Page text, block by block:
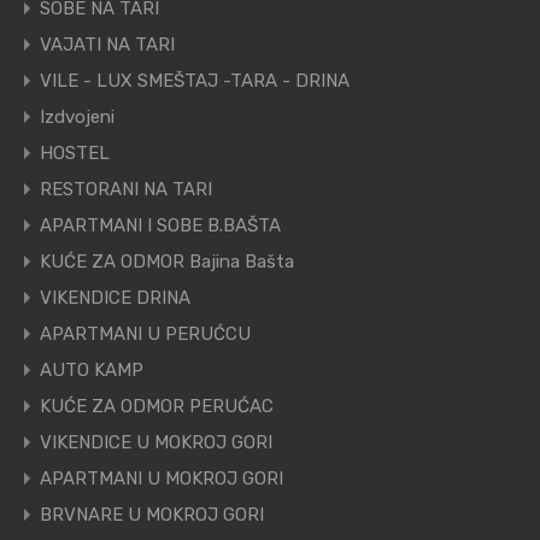
SOBE NA TARI
VAJATI NA TARI
VILE - LUX SMEŠTAJ -TARA - DRINA
Izdvojeni
HOSTEL
RESTORANI NA TARI
APARTMANI I SOBE B.BAŠTA
KUĆE ZA ODMOR Bajina Bašta
VIKENDICE DRINA
APARTMANI U PERUĆCU
AUTO KAMP
KUĆE ZA ODMOR PERUĆAC
VIKENDICE U MOKROJ GORI
APARTMANI U MOKROJ GORI
BRVNARE U MOKROJ GORI